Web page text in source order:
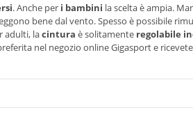
. Anche per i bambini la scelta è ampia.
bene dal vento. Spesso è possibile
adulti, lacintura è solitamente regolabile
nel negozio online Gigasport e